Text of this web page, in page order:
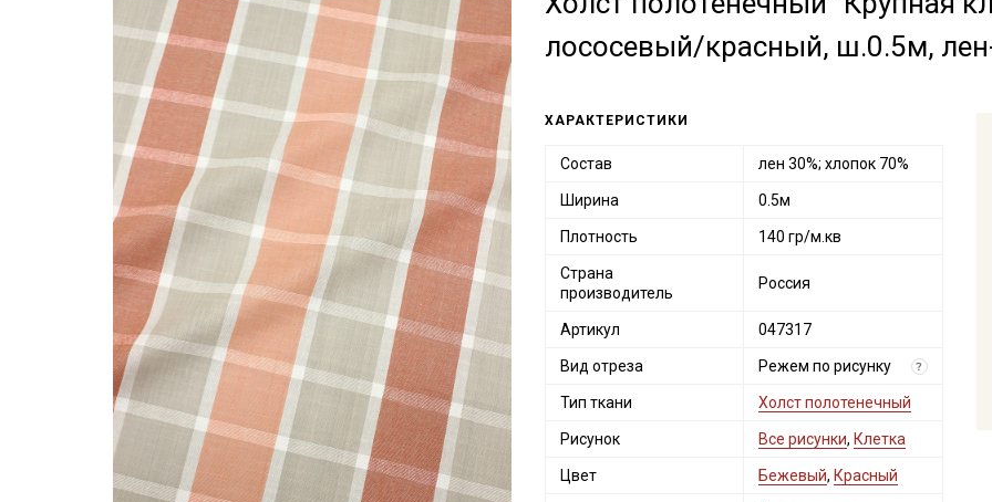
лососевый/красный, ш.0.5м,
ХАРАКТЕРИСТИКИ
Состав лен 30%; хлопок 70%
Ширина 0.5м
Плотность 140 гр/м.кв
Страна
производитель
Россия
Артикул 047317
Вид отреза Режем по рисунку ?
Тип ткани Холст полотенечный
Рисунок Все рисунки, Клетка
Цвет Бежевый, Красный